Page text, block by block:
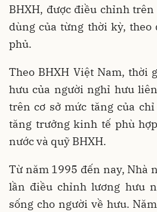
BHXH, được điều chỉnh
dùng của từng thời kỳ,
phủ.
Theo BHXH Việt Nam, thời
hưu của người nghỉ hưu
trên cơ sở mức tăng của
tăng trưởng kinh tế phù
nước và quỹ BHXH.
Từ năm 1995 đến nay, Nhà
lần điều chỉnh lương hưu
sống cho người về hưu.